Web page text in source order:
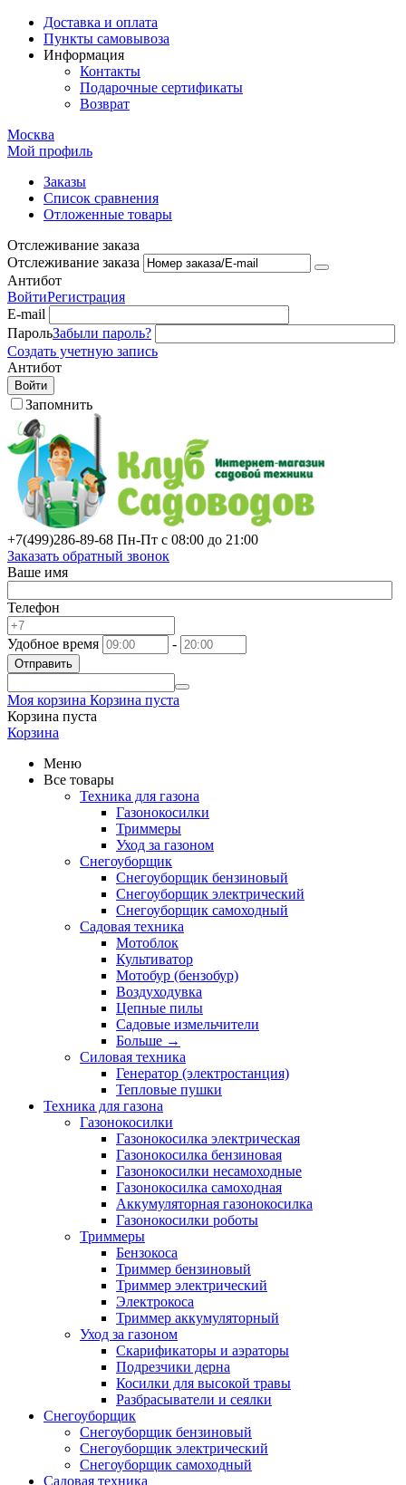
Доставка и оплата
Пункты самовывоза
Информация
Контакты
Подарочные сертификаты
Возврат
Москва
Мой профиль
Заказы
Список сравнения
Отложенные товары
Отслеживание заказа
Отслеживание заказа
Антибот
ВойтиРегистрация
E-mail
ПарольЗабыли пароль?
Создать учетную запись
Антибот
Войти
Запомнить
+7(499)286-89-68 Пн-Пт с 08:00 до 21:00
Заказать обратный звонок
Ваше имя
Телефон
Удобное время -
Отправить
Моя корзина Корзина пуста
Корзина пуста
Корзина
Меню
Все товары
Техника для газона
Газонокосилки
Триммеры
Уход за газоном
Снегоуборщик
Снегоуборщик бензиновый
Снегоуборщик электрический
Снегоуборщик самоходный
Садовая техника
Мотоблок
Культиватор
Мотобур (бензобур)
Воздуходувка
Цепные пилы
Садовые измельчители
Больше →
Силовая техника
Генератор (электростанция)
Тепловые пушки
Техника для газона
Газонокосилки
Газонокосилка электрическая
Газонокосилка бензиновая
Газонокосилки несамоходные
Газонокосилка самоходная
Аккумуляторная газонокосилка
Газонокосилки роботы
Триммеры
Бензокоса
Триммер бензиновый
Триммер электрический
Электрокоса
Триммер аккумуляторный
Уход за газоном
Скарификаторы и аэраторы
Подрезчики дерна
Косилки для высокой травы
Разбрасыватели и сеялки
Снегоуборщик
Снегоуборщик бензиновый
Снегоуборщик электрический
Снегоуборщик самоходный
Садовая техника